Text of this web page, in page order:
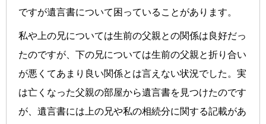
ですが遺言書について困っていることがあります。
私や上の兄については生前の父親との関係は良好だっ
たのですが、下の兄については生前の父親と折り合い
が悪くてあまり良い関係とは言えない状況でした。実
は亡くなった父親の部屋から遺言書を見つけたのです
が、遺言書には上の兄や私の相続分に関する記載があ